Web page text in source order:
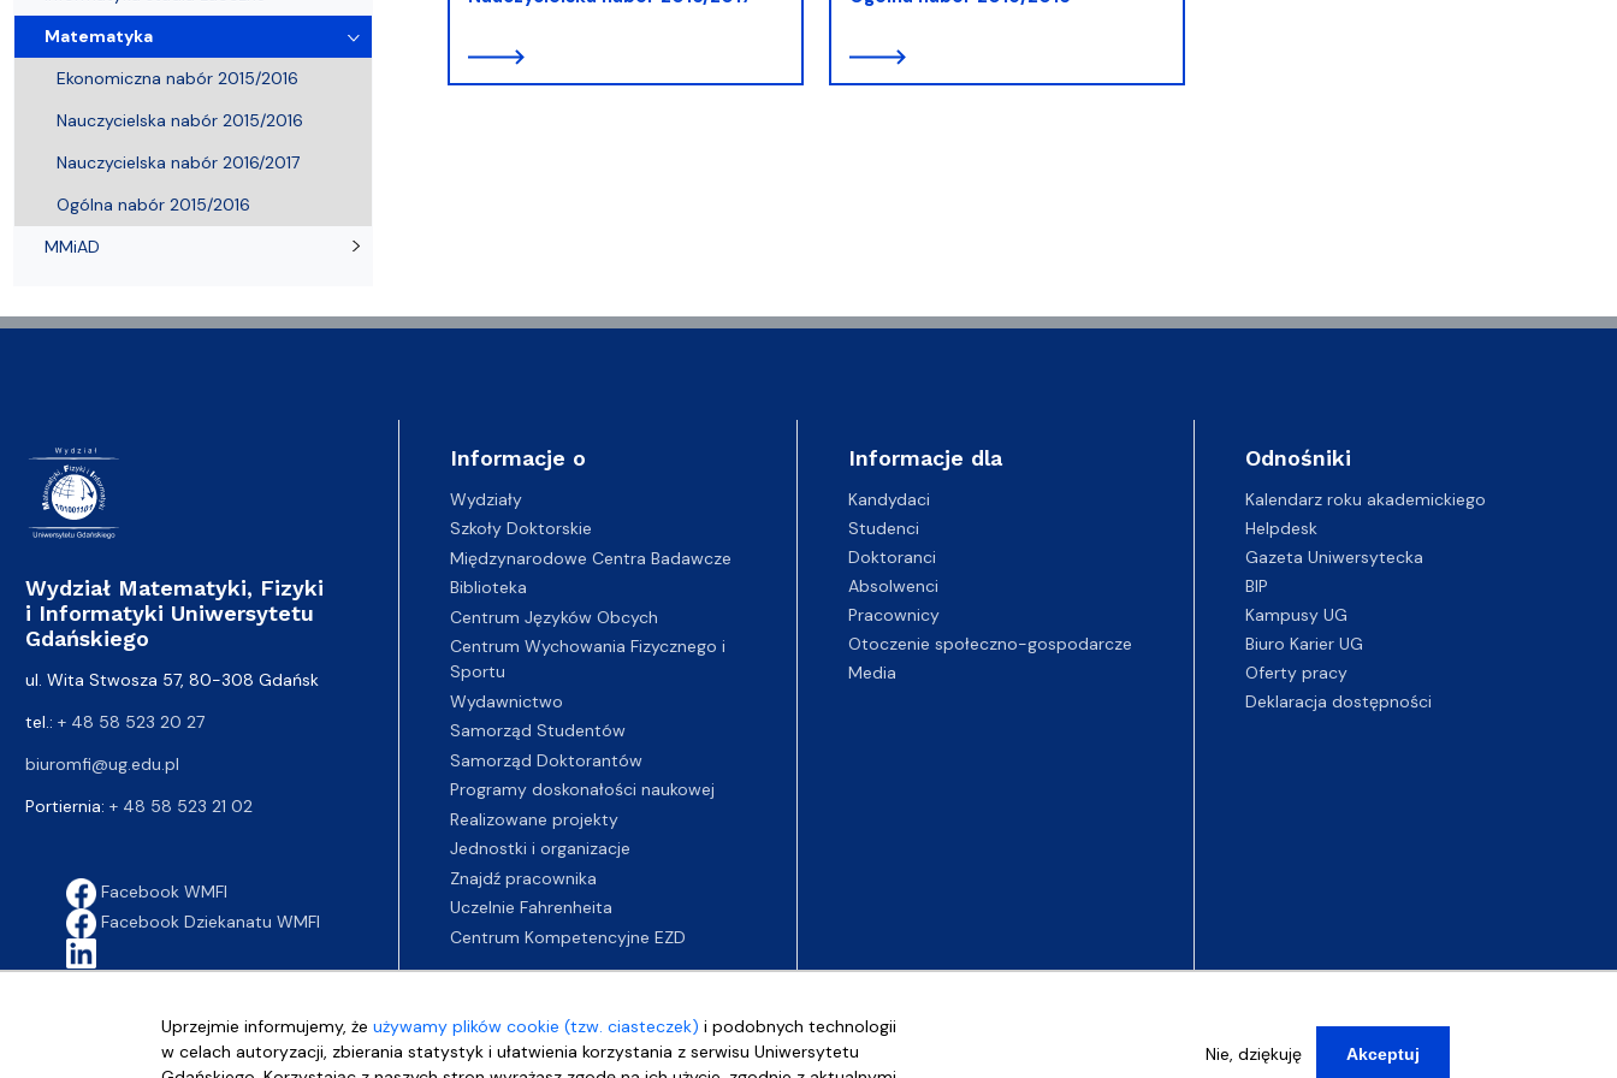
Uprzejmie informujemy, żeużywamy plików cookie (tzw. ciasteczek) i podobnych technologii
w celach autoryzacji, zbierania statystyk i ułatwienia korzystania z serwisu Uniwersytetu
Nie, dziękuję Akceptuj
Matematyka
Ekonomiczna nabór 2015/2016
Nauczycielska nabór 2015/2016
Nauczycielska nabór 2016/2017
Ogólna nabór 2015/2016
MMiAD
Wydział Matematyki, Fizyki
i Informatyki Uniwersytetu
Gdańskiego
ul. Wita Stwosza 57, 80-308 Gdańsk
tel.: + 48 58 523 20 27
biuromfi@ug.edu.pl
Portiernia: + 48 58 523 21 02
Facebook WMFI
Facebook Dziekanatu WMFI
Informacje o
Wydziały
Szkoły Doktorskie
Międzynarodowe Centra Badawcze
Biblioteka
Centrum Języków Obcych
Centrum Wychowania Fizycznego i
Sportu
Wydawnictwo
Samorząd Studentów
Samorząd Doktorantów
Programy doskonałości naukowej
Realizowane projekty
Jednostki i organizacje
Znajdź pracownika
Uczelnie Fahrenheita
Centrum Kompetencyjne EZD
Informacje dla
Kandydaci
Studenci
Doktoranci
Absolwenci
Pracownicy
Otoczenie społeczno-gospodarcze
Media
Odnośniki
Kalendarz roku akademickiego
Helpdesk
Gazeta Uniwersytecka
BIP
Kampusy UG
Biuro Karier UG
Oferty pracy
Deklaracja dostępności